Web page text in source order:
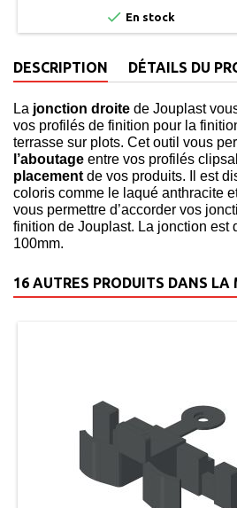
 En stock
DESCRIPTION DÉTAILS DU
La jonction droite de Jouplast
vos profilés de finition pour la
terrasse sur plots. Cet outil vous
l’aboutage entre vos profilés
placement de vos produits. Il est
coloris comme le laqué anthracite
vous permettre d’accorder vos
finition de Jouplast. La jonction est
100mm.
16 AUTRES PRODUITS DANS LA